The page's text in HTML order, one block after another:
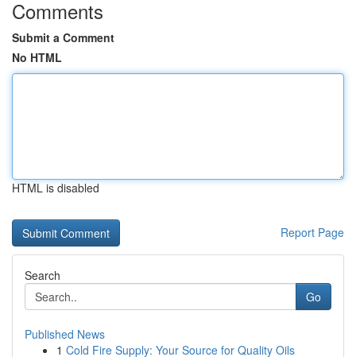
Comments
Submit a Comment
No HTML
HTML is disabled
Report Page
Search
Go
Published News
1 Cold Fire Supply: Your Source for Quality Oils